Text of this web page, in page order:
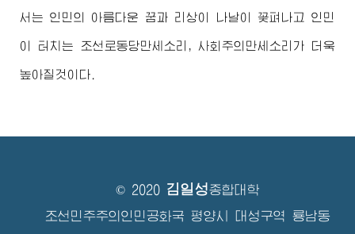
서는 인민의 아름다운 꿈과 리상이 나날이 꽃펴나고 인민
이 터치는 조선로동당만세소리, 사회주의만세소리가 더욱
높아질것이다.
© 2020 김일성종합대학
조선민주주의인민공화국 평양시 대성구역 룡남동